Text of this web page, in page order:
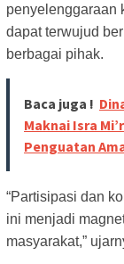
penyelenggaraan
dapat terwujud
berbagai pihak.
Baca juga !
Maknai Isra
Penguatan
“Partisipasi dan
ini menjadi
masyarakat,”